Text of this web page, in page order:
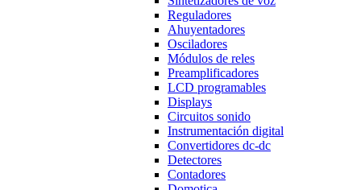
Reguladores
Ahuyentadores
Osciladores
Módulos de reles
Preamplificadores
LCD programables
Displays
Circuitos sonido
Instrumentación digital
Convertidores dc-dc
Detectores
Contadores